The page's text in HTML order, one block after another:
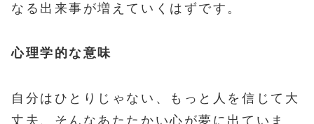
なる出来事が増えていくはずです。
心理学的な意味
自分はひとりじゃない、もっと人を信じて大
丈夫、そんなあたたかい心が夢に出ていま